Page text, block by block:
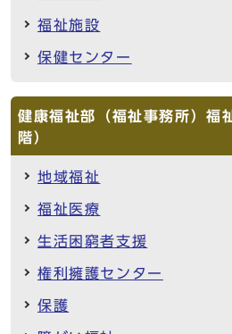
福祉施設
保健センター
健康福祉部（福祉事務所）福
階）
地域福祉
福祉医療
生活困窮者支援
権利擁護センター
保護